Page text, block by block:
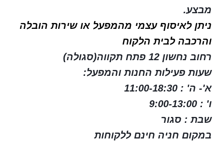
מבצע.
ניתן לאיסוף עצמי מהמפעל או שירות הובלה
והרכבה לבית הלקוח
רחוב נחשון 12 פתח תקווה(סגולה)
שעות פעילות החנות והמפעל:
א'- ה' : 11:00-18:30
ו' : 9:00-13:00
שבת : סגור
במקום חניה חינם ללקוחות